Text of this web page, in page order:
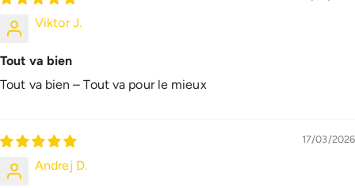
Viktor J.
Tout va bien
Tout va bien – Tout va pour le mieux
17/03/2026
Andrej D.